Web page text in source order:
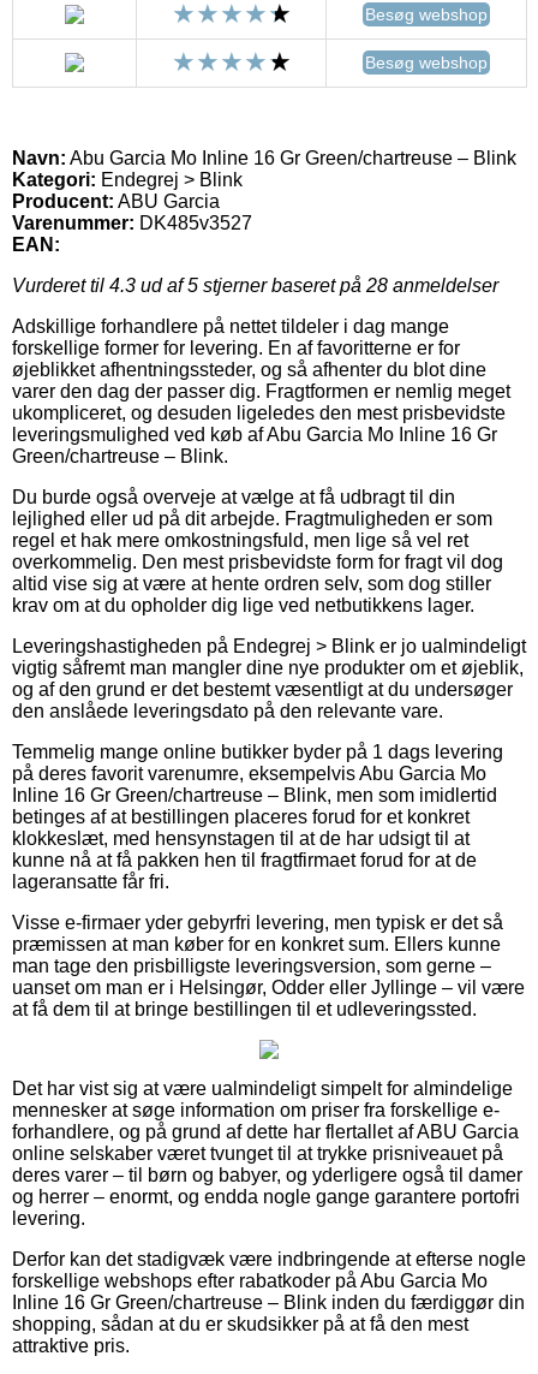
Besøg webshop
Besøg webshop
Navn: Abu Garcia Mo Inline 16 Gr Green/chartreuse – Blink
Kategori: Endegrej > Blink
Producent: ABU Garcia
Varenummer: DK485v3527
EAN:
Vurderet til 4.3 ud af 5 stjerner baseret på 28 anmeldelser
Adskillige forhandlere på nettet tildeler i dag mange
forskellige former for levering. En af favoritterne er for
øjeblikket afhentningssteder, og så afhenter du blot dine
varer den dag der passer dig. Fragtformen er nemlig meget
ukompliceret, og desuden ligeledes den mest prisbevidste
leveringsmulighed ved køb af Abu Garcia Mo Inline 16 Gr
Green/chartreuse – Blink.
Du burde også overveje at vælge at få udbragt til din
lejlighed eller ud på dit arbejde. Fragtmuligheden er som
regel et hak mere omkostningsfuld, men lige så vel ret
overkommelig. Den mest prisbevidste form for fragt vil dog
altid vise sig at være at hente ordren selv, som dog stiller
krav om at du opholder dig lige ved netbutikkens lager.
Leveringshastigheden på Endegrej > Blink er jo ualmindeligt
vigtig såfremt man mangler dine nye produkter om et øjeblik,
og af den grund er det bestemt væsentligt at du undersøger
den anslåede leveringsdato på den relevante vare.
Temmelig mange online butikker byder på 1 dags levering
på deres favorit varenumre, eksempelvis Abu Garcia Mo
Inline 16 Gr Green/chartreuse – Blink, men som imidlertid
betinges af at bestillingen placeres forud for et konkret
klokkeslæt, med hensynstagen til at de har udsigt til at
kunne nå at få pakken hen til fragtfirmaet forud for at de
lageransatte får fri.
Visse e-firmaer yder gebyrfri levering, men typisk er det så
præmissen at man køber for en konkret sum. Ellers kunne
man tage den prisbilligste leveringsversion, som gerne –
uanset om man er i Helsingør, Odder eller Jyllinge – vil være
at få dem til at bringe bestillingen til et udleveringssted.
Det har vist sig at være ualmindeligt simpelt for almindelige
mennesker at søge information om priser fra forskellige e-
forhandlere, og på grund af dette har flertallet af ABU Garcia
online selskaber været tvunget til at trykke prisniveauet på
deres varer – til børn og babyer, og yderligere også til damer
og herrer – enormt, og endda nogle gange garantere portofri
levering.
Derfor kan det stadigvæk være indbringende at efterse nogle
forskellige webshops efter rabatkoder på Abu Garcia Mo
Inline 16 Gr Green/chartreuse – Blink inden du færdiggør din
shopping, sådan at du er skudsikker på at få den mest
attraktive pris.